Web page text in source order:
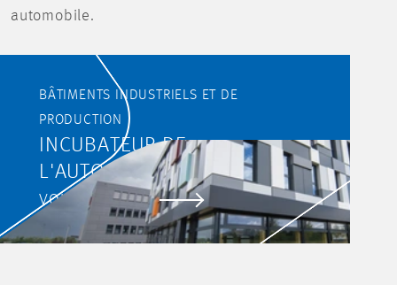
automobile.
BÂTIMENTS INDUSTRIELS ET DE
PRODUCTION
INCUBATEUR DE
L'AUTOMOBILITÉ, BISSEN
VOIR LE PROJET